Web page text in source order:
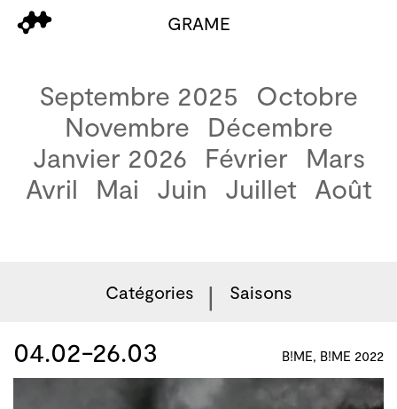
GRAME
Septembre 2025
Octobre
Novembre
Décembre
Janvier 2026
Février
Mars
Avril
Mai Juin Juillet Août
Catégories Saisons
04.02-26.03 B!ME, B!ME 2022